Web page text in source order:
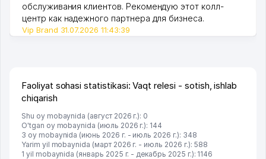
обслуживания клиентов. Рекомендую этот колл-
центр как надежного партнера для бизнеса.
Vip Brand 31.07.2026 11:43:39
Faoliyat sohasi statistikasi: Vaqt relesi - sotish, ishlab
chiqarish
Shu oy mobaynida (август 2026 г.): 0
O'tgan oy mobaynida (июль 2026 г.): 144
3 oy mobaynida (июнь 2026 г. - июль 2026 г.): 348
Yarim yil mobaynida (март 2026 г. - июль 2026 г.): 588
1 yil mobaynida (январь 2025 г. - декабрь 2025 г.): 1146